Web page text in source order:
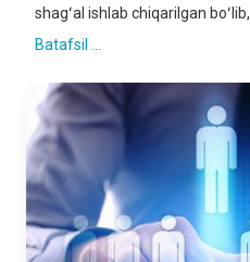
shagʻal ishlab chiqarilgan boʻlib,
Batafsil ...